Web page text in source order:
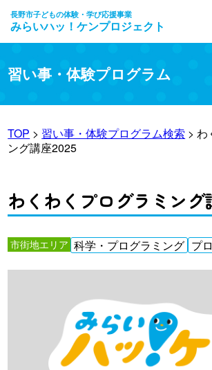
長野市子どもの体験・学び応援事業
みらいハッ！ケンプロジェクト
習い事・体験プログラム
TOP > 習い事・体験プログラム検索 > わ
ング講座2025
わくわくプログラミング
市街地エリア 科学・プログラミング プ